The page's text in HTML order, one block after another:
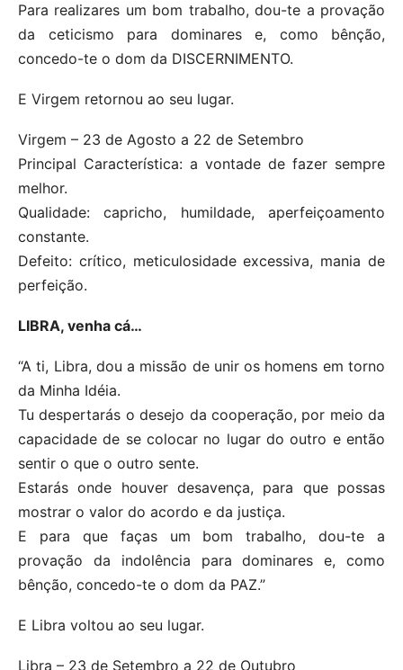
Para realizares um bom trabalho, dou-te a provação
da ceticismo para dominares e, como bênção,
concedo-te o dom da DISCERNIMENTO.
E Virgem retornou ao seu lugar.
Virgem – 23 de Agosto a 22 de Setembro
Principal Característica: a vontade de fazer sempre
melhor.
Qualidade: capricho, humildade, aperfeiçoamento
constante.
Defeito: crítico, meticulosidade excessiva, mania de
perfeição.
LIBRA, venha cá…
“A ti, Libra, dou a missão de unir os homens em torno
da Minha Idéia.
Tu despertarás o desejo da cooperação, por meio da
capacidade de se colocar no lugar do outro e então
sentir o que o outro sente.
Estarás onde houver desavença, para que possas
mostrar o valor do acordo e da justiça.
E para que faças um bom trabalho, dou-te a
provação da indolência para dominares e, como
bênção, concedo-te o dom da PAZ.”
E Libra voltou ao seu lugar.
Libra – 23 de Setembro a 22 de Outubro